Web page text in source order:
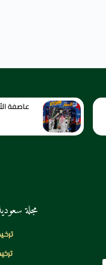
مجلة